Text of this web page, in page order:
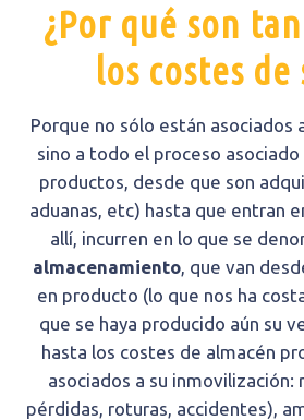
¿Por qué son
los costes de
Porque no sólo están asociados
sino a todo el proceso
productos, desde que son
aduanas, etc) hasta que entran
allí, incurren en lo que se
almacenamiento, que van
en producto (lo que nos ha
que se haya producido aún su
hasta los costes de almacén
asociados a su inmovilización:
pérdidas, roturas, accidentes),